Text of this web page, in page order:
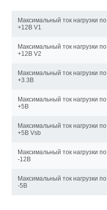
Максимальный ток нагрузки по
+12В V1
Максимальный ток нагрузки по
+12В V2
Максимальный ток нагрузки по
+3.3В
Максимальный ток нагрузки по
+5В
Максимальный ток нагрузки по
+5В Vsb
Максимальный ток нагрузки по
-12В
Максимальный ток нагрузки по
-5В